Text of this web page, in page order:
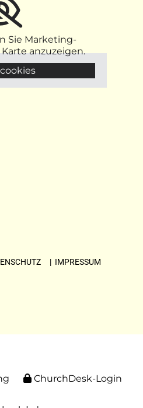
Sie Marketing-
anzuzeigen.
| IMPRESSUM
ChurchDesk-Login